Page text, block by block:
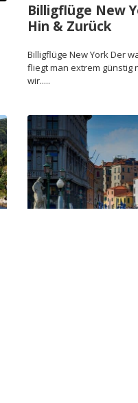
Billigflüge New
Hin & Zurück
Billigflüge New York Der
fliegt man extrem günstig
wir.....